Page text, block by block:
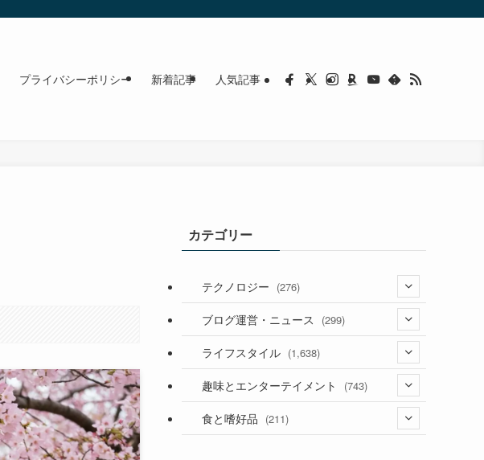
プライバシーポリシー 新着記事 人気記事
カテゴリー
テクノロジー (276)
(36)
(187)
(53)
ブログ運営・ニュース (299)
(118)
(181)
ライフスタイル (1,638)
(394)
(282)
趣味とエンターテイメント (743)
(56)
食と嗜好品 (211)